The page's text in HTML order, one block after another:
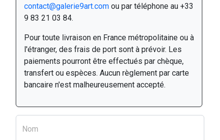
contact@galerie9art.com ou par téléphone au +33
9 83 21 03 84.
Pour toute livraison en France métropolitaine ou à
l'étranger, des frais de port sont à prévoir. Les
paiements pourront être effectués par chèque,
transfert ou espèces. Aucun règlement par carte
bancaire n'est malheureusement accepté.
Nom